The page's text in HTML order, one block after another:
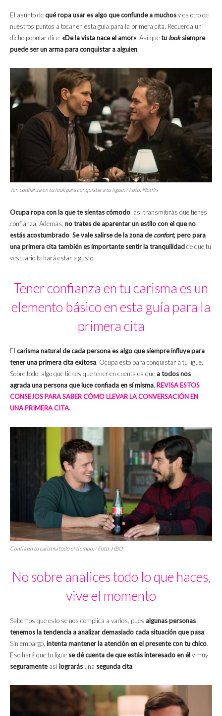
El asunto dequé ropa usar es algo que confunde a muchosy es otro de
nuestros puntos a tocar en esta guía para la primera cita. Recuerda un
dicho popular dice: «De la vista nace el amor». Así quetu looksiempre
puede ser un arma para conquistar a alguien.
Ten confianza en tulookpara conquistar a tu ligue. / Foto: Netflix
Ocupa ropa con la que te sientas cómodo , así transmitirás que tienes
confianza. Además, no trates de aparentar un estilo con el que no
estás acostumbrado. Se vale salirse de la zona deconfort, pero para
una primera cita también es importante sentir la tranquilidadde que tu
vestuario te hará estar a gusto.
Tener confianza en tu carisma es un
elemento básico en esta guía para la
primera cita
El carisma natural de cada persona es algo que siempre influye para
tener una primera cita exitosa. Ocupa esto para conquistar a tu ligue.
Sobre todo, algo que tienes que tener en cuenta es que a todos nos
agrada una persona que luce confiada en sí misma. REVISA ESTOS
CONSEJOS PARA SABER CÓMO LLEVAR LA CONVERSACIÓN EN
UNA PRIMERA CITA.
Confía en tu carisma todo el tiempo. / Foto: HBO
No sobre analices todo lo que haces,
vive el momento
Sabemos que esto se nos complica a varios, pues algunas personas
tenemos la tendencia a analizar demasiado cada situación que pasa.
Sin embargo, intenta mantener la atención en el presente con tu chico.
Eso hará que tu ligue se dé cuenta de que estás interesado en ély muy
seguramenteasí lograrás una segunda cita.